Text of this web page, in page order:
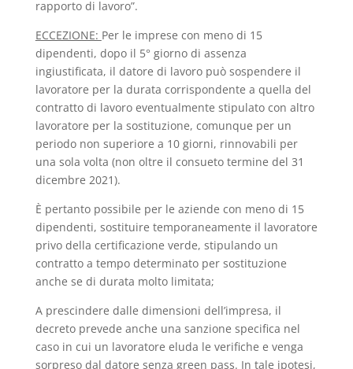
rapporto di lavoro”.
ECCEZIONE: Per le imprese con meno di 15
dipendenti, dopo il 5° giorno di assenza
ingiustificata, il datore di lavoro può sospendere il
lavoratore per la durata corrispondente a quella del
contratto di lavoro eventualmente stipulato con altro
lavoratore per la sostituzione, comunque per un
periodo non superiore a 10 giorni, rinnovabili per
una sola volta (non oltre il consueto termine del 31
dicembre 2021).
È pertanto possibile per le aziende con meno di 15
dipendenti, sostituire temporaneamente il lavoratore
privo della certificazione verde, stipulando un
contratto a tempo determinato per sostituzione
anche se di durata molto limitata;
A prescindere dalle dimensioni dell’impresa, il
decreto prevede anche una sanzione specifica nel
caso in cui un lavoratore eluda le verifiche e venga
sorpreso dal datore senza green pass. In tale ipotesi,